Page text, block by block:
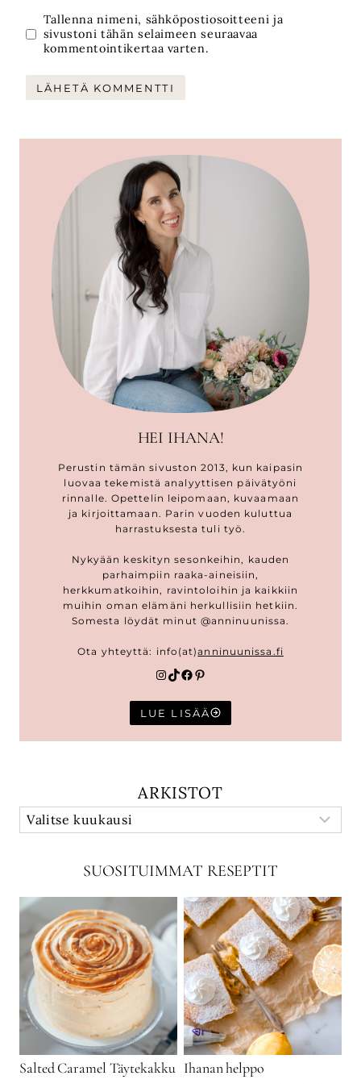
Tallenna nimeni, sähköpostiosoitteeni ja
sivustoni tähän selaimeen seuraavaa
kommentointikertaa varten.
HEI IHANA!
Perustin tämän sivuston 2013, kun kaipasin
luovaa tekemistä analyyttisen päivätyöni
rinnalle. Opettelin leipomaan, kuvaamaan
ja kirjoittamaan. Parin vuoden kuluttua
harrastuksesta tuli työ.
Nykyään keskityn sesonkeihin, kauden
parhaimpiin raaka-aineisiin,
herkkumatkoihin, ravintoloihin ja kaikkiin
muihin oman elämäni herkullisiin hetkiin.
Somesta löydät minut @anninuunissa.
Ota yhteyttä: info(at)anninuunissa.fi
Instagram
TikTok
Facebook
Pinterest
LUE LISÄÄ
ARKISTOT
SUOSITUIMMAT RESEPTIT
Salted Caramel Täytekakku Ihanan helppo